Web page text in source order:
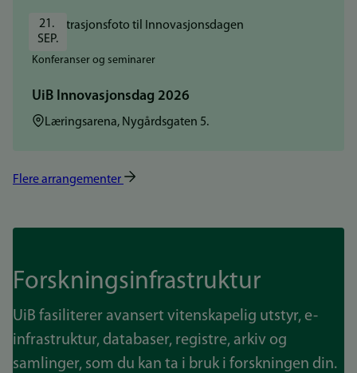
21.
SEP.
Konferanser og seminarer
UiB Innovasjonsdag 2026
Sted:Læringsarena, Nygårdsgaten 5.
Flere arrangementer
Forskningsinfrastruktur
UiB fasiliterer avansert vitenskapelig utstyr, e-
infrastruktur, databaser, registre, arkiv og
samlinger, som du kan ta i bruk i forskningen din.